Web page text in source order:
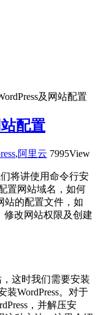
及网站配置
配置
,阿里云 7995View
将讲使用命令行安
置网站域名，如何
站的配置文件，如
修改网站权限及创建
这时我们需要安装
装WordPress。对于
，并解压安